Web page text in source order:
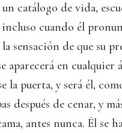
catálogo de vida,
incluso cuando él
sensación de que su
aparecerá en cualquier
la puerta, y será él,
después de cenar, y
antes nunca. Él se